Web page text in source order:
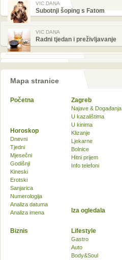
VIC DANA
Subotnji šoping s Fatom
VIC DANA
Radni tjedan i preživljavanje
Mapa stranice
Početna Zagreb
Najave & Događanja
U kazalištima
U kinima
Klizanje
Ljekarne
Bolnice
Hitni prijem
Info telefoni
Biznis Lifestyle
Gastro
Auto
Body&Soul
Horoskop
Dnevni
Tjedni
Mjesečni
Godišnji
Kineski
Erotski
Sanjarica
Numerologija
Analiza datuma
Analiza imena
Iza ogledala